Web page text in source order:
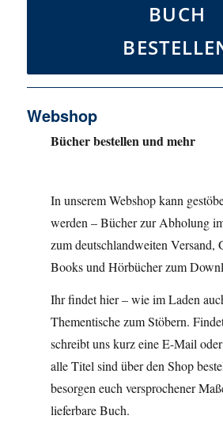
BUCH
Webshop
Bücher bestellen und mehr
In unserem Webshop kann
werden – Bücher zur Abholung
zum deutschlandweiten Versand,
Books und Hörbücher zum
Ihr findet hier – wie im Laden
Thementische zum Stöbern.
schreibt uns kurz eine E-Mail
alle Titel sind über den Shop
besorgen euch versprochener
lieferbare Buch.